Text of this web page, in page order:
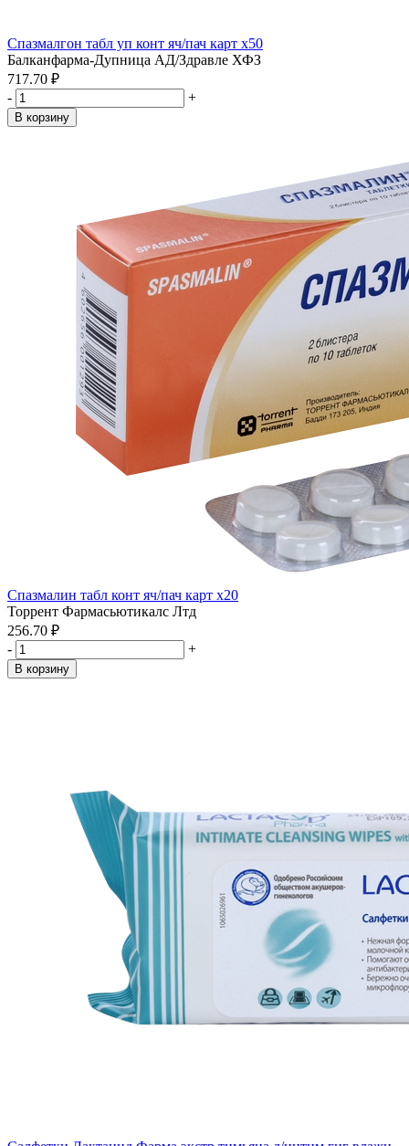
Спазмалгон табл уп конт яч/пач карт x50
Балканфарма-Дупница АД/Здравле ХФЗ
717.70 ₽
-
+
В корзину
Спазмалин табл конт яч/пач карт x20
Торрент Фармасьютикалс Лтд
256.70 ₽
-
+
В корзину